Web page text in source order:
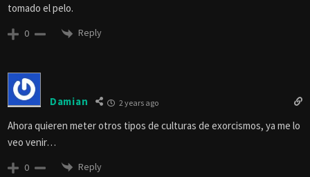
tomado el pelo.
0 Reply
Damian 2 years ago
Ahora quieren meter otros tipos de culturas de exorcismos, ya me lo
veo venir…
0 Reply